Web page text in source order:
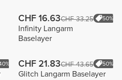
CHF 16.63CHF 33.25 50%
Infinity Langarm
Baselayer
CHF 21.83CHF 43.65 50%
Glitch Langarm Baselayer